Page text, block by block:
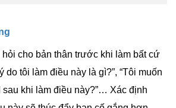
hỏi cho bản thân trước khi làm bất cứ
do tôi làm điều này là gì?”, “Tôi muốn
khi làm điều này?”… Xác định